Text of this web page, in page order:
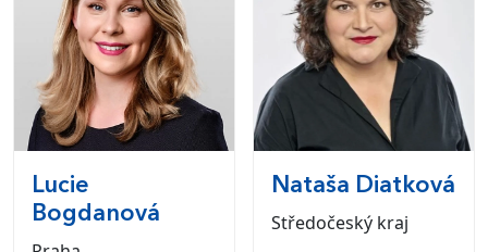
Lucie
Bogdanová
Nataša Diatková
Středočeský kraj